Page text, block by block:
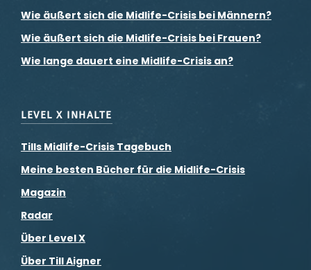
Wie äußert sich die Midlife-Crisis bei Männern?
Wie äußert sich die Midlife-Crisis bei Frauen?
Wie lange dauert eine Midlife-Crisis an?
LEVEL X INHALTE
Tills Midlife-Crisis Tagebuch
Meine besten Bücher für die Midlife-Crisis
Magazin
Radar
Über Level X
Über Till Aigner